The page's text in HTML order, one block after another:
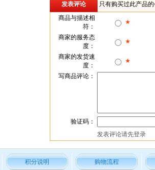
发表评论
只有购买过此产品
商品与描述相
符：
★
商家的服务态
度：
★
商家的发货速
度：
★
写商品评论：
验证码：
发表评论请先登录
积分说明 购物流程